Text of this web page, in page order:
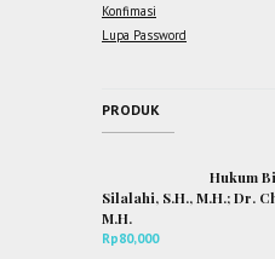
Konfimasi
Lupa Password
PRODUK
Hukum
Silalahi, S.H., M.H.; Dr.
M.H.
Rp80,000